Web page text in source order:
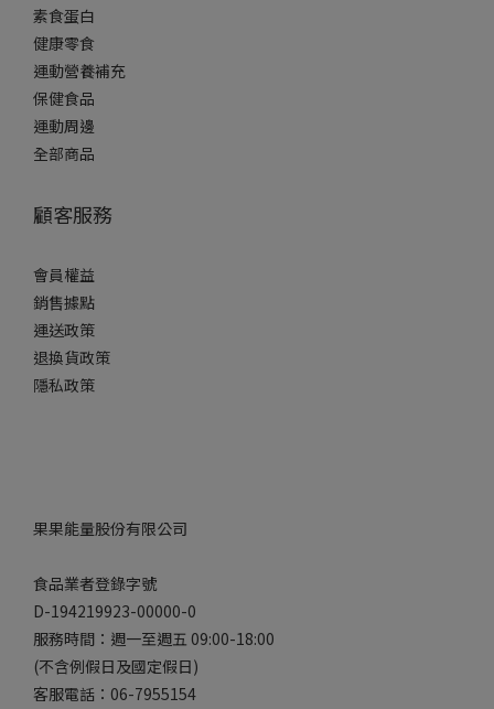
素食蛋白
健康零食
運動營養補充
保健食品
運動周邊
全部商品
顧客服務
會員權益
銷售據點
運送政策
退換貨政策
隱私政策
果果能量股份有限公司
食品業者登錄字號
D-194219923-00000-0
服務時間：週一至週五 09:00-18:00
(不含例假日及國定假日)
客服電話：06-7955154